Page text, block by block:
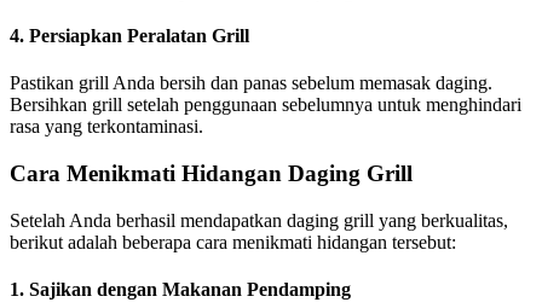
4. Persiapkan Peralatan Grill
Pastikan grill Anda bersih dan panas sebelum memasak daging.
Bersihkan grill setelah penggunaan sebelumnya untuk menghindari
rasa yang terkontaminasi.
Cara Menikmati Hidangan Daging Grill
Setelah Anda berhasil mendapatkan daging grill yang berkualitas,
berikut adalah beberapa cara menikmati hidangan tersebut:
1. Sajikan dengan Makanan Pendamping